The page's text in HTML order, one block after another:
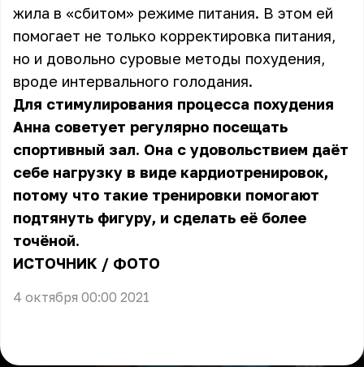
жила в «сбитом» режиме питания. В этом ей
помогает не только корректировка питания,
но и довольно суровые методы похудения,
вроде интервального голодания.
Для стимулирования процесса похудения
Анна советует регулярно посещать
спортивный зал. Она с удовольствием даёт
себе нагрузку в виде кардиотренировок,
потому что такие тренировки помогают
подтянуть фигуру, и сделать её более
точёной.
ИСТОЧНИК / ФОТО
4 октября 00:00 2021